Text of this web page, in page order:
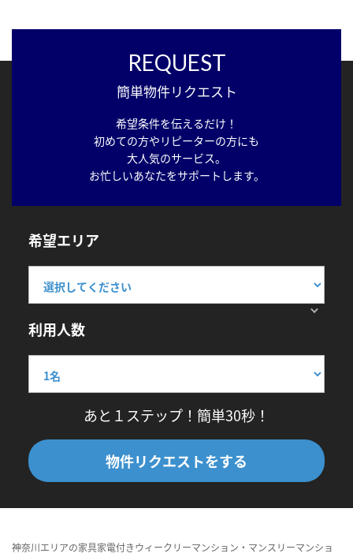
REQUEST
簡単物件リクエスト
希望条件を伝えるだけ！
初めての方やリピーターの方にも
大人気のサービス。
お忙しいあなたをサポートします。
希望エリア
利用人数
あと１ステップ！簡単30秒！
物件リクエストをする
神奈川エリアの家具家電付きウィークリーマンション・マンスリーマンショ